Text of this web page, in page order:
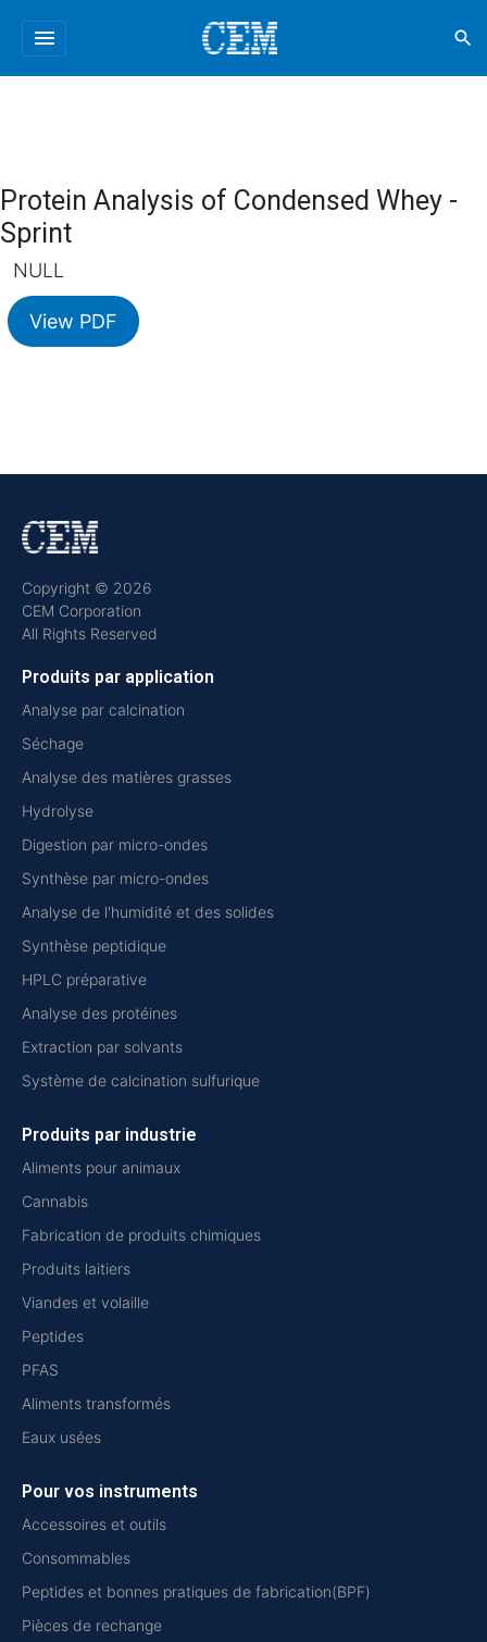
menu search
Protein Analysis of Condensed Whey -
Sprint
NULL
View PDF
Copyright © 2026
CEM Corporation
All Rights Reserved
Produits par application
Analyse par calcination
Séchage
Analyse des matières grasses
Hydrolyse
Digestion par micro-ondes
Synthèse par micro-ondes
Analyse de l'humidité et des solides
Synthèse peptidique
HPLC préparative
Analyse des protéines
Extraction par solvants
Système de calcination sulfurique
Produits par industrie
Aliments pour animaux
Cannabis
Fabrication de produits chimiques
Produits laitiers
Viandes et volaille
Peptides
PFAS
Aliments transformés
Eaux usées
Pour vos instruments
Accessoires et outils
Consommables
Peptides et bonnes pratiques de fabrication(BPF)
Pièces de rechange